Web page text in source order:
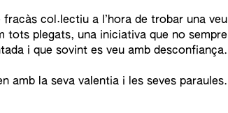
col·lectiu a l’hora de trobar una veu
tots plegats, una iniciativa que no sempre
i que sovint es veu amb desconfiança.
amb la seva valentia i les seves paraules.